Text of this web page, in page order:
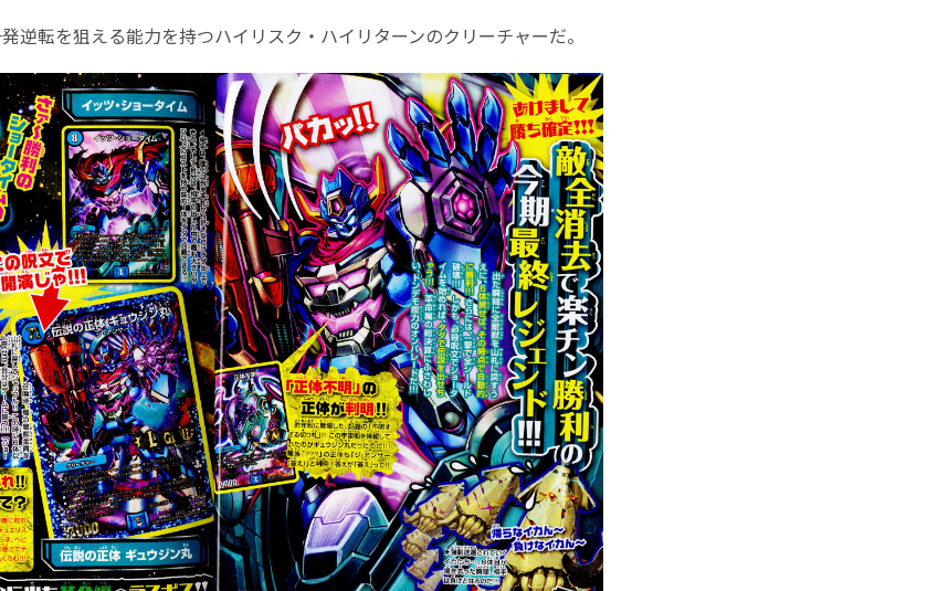
逆転を狙える能力を持つハイリスク・ハイリターンのクリーチャーだ。